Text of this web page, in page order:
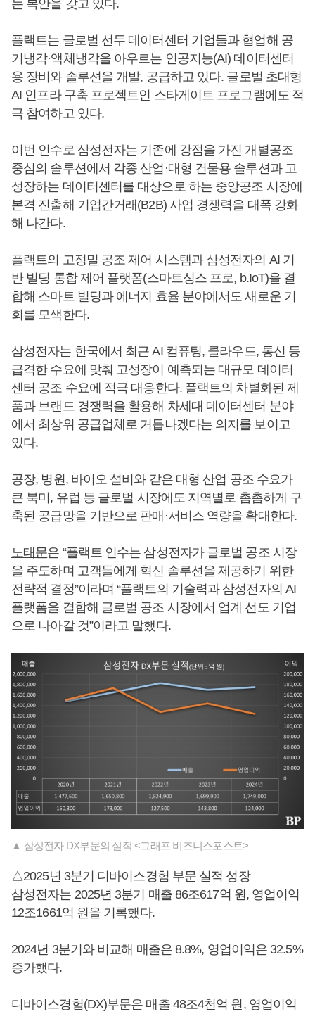
는 복안을 갖고 있다.
플랙트는 글로벌 선두 데이터센터 기업들과 협업해 공
기냉각·액체냉각을 아우르는 인공지능(AI) 데이터센터
용 장비와 솔루션을 개발, 공급하고 있다. 글로벌 초대형
AI 인프라 구축 프로젝트인 스타게이트 프로그램에도 적
극 참여하고 있다.
이번 인수로 삼성전자는 기존에 강점을 가진 개별공조
중심의 솔루션에서 각종 산업·대형 건물용 솔루션과 고
성장하는 데이터센터를 대상으로 하는 중앙공조 시장에
본격 진출해 기업간거래(B2B) 사업 경쟁력을 대폭 강화
해 나간다.
플랙트의 고정밀 공조 제어 시스템과 삼성전자의 AI 기
반 빌딩 통합 제어 플랫폼(스마트싱스 프로, b.IoT)을 결
합해 스마트 빌딩과 에너지 효율 분야에서도 새로운 기
회를 모색한다.
삼성전자는 한국에서 최근 AI 컴퓨팅, 클라우드, 통신 등
급격한 수요에 맞춰 고성장이 예측되는 대규모 데이터
센터 공조 수요에 적극 대응한다. 플랙트의 차별화된 제
품과 브랜드 경쟁력을 활용해 차세대 데이터센터 분야
에서 최상위 공급업체로 거듭나겠다는 의지를 보이고
있다.
공장, 병원, 바이오 설비와 같은 대형 산업 공조 수요가
큰 북미, 유럽 등 글로벌 시장에도 지역별로 촘촘하게 구
축된 공급망을 기반으로 판매·서비스 역량을 확대한다.
노태문은 “플랙트 인수는 삼성전자가 글로벌 공조 시장
을 주도하며 고객들에게 혁신 솔루션을 제공하기 위한
전략적 결정”이라며 “플랙트의 기술력과 삼성전자의 AI
플랫폼을 결합해 글로벌 공조 시장에서 업계 선도 기업
으로 나아갈 것”이라고 말했다.
▲ 삼성전자 DX부문의 실적 <그래프 비즈니스포스트>
△2025년 3분기 디바이스경험 부문 실적 성장
삼성전자는 2025년 3분기 매출 86조617억 원, 영업이익
12조1661억 원을 기록했다.
2024년 3분기와 비교해 매출은 8.8%, 영업이익은 32.5%
증가했다.
디바이스경험(DX)부문은 매출 48조4천억 원, 영업이익